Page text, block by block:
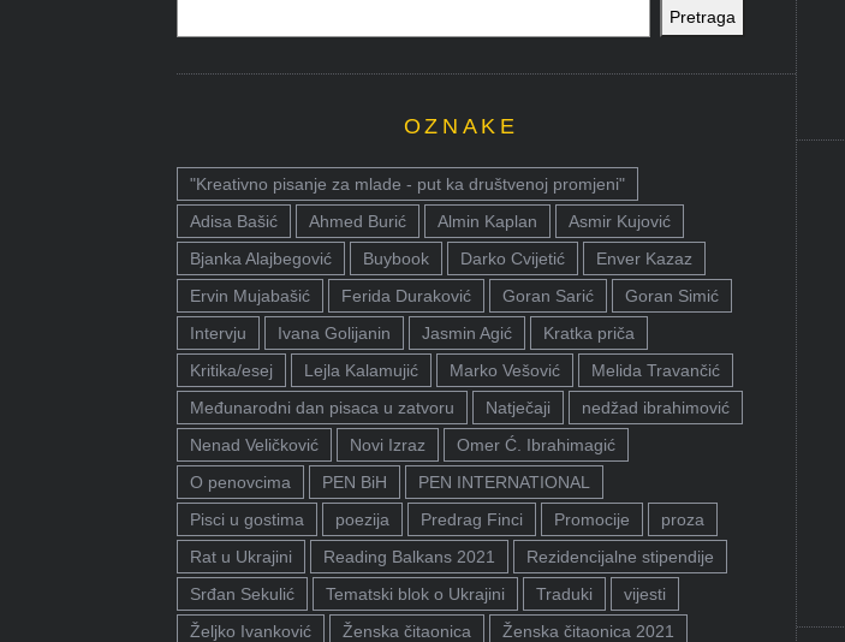
Pretraga
OZNAKE
"Kreativno pisanje za mlade - put ka društvenoj promjeni"
Adisa Bašić
Ahmed Burić Almin Kaplan
Asmir Kujović
Bjanka Alajbegović
Buybook Darko Cvijetić
Enver Kazaz
Ervin Mujabašić
Ferida Duraković Goran Sarić
Goran Simić
Intervju
Ivana Golijanin Jasmin Agić
Kratka priča
Kritika/esej
Lejla Kalamujić Marko Vešović
Melida Travančić
Međunarodni dan pisaca u zatvoru
Natječaji
nedžad ibrahimović
Nenad Veličković
Novi Izraz
Omer Ć. Ibrahimagić
O penovcima
PEN BiH
PEN INTERNATIONAL
Pisci u gostima
poezija Predrag Finci Promocije
proza
Rat u Ukrajini
Reading Balkans 2021
Rezidencijalne stipendije
Srđan Sekulić
Tematski blok o Ukrajini Traduki
vijesti
Željko Ivanković
Ženska čitaonica Ženska čitaonica 2021